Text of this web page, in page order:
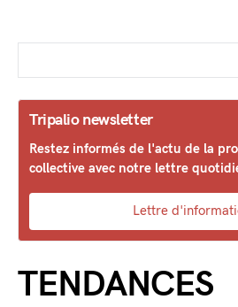
Tripalio newsletter
Restez informés de l'actu de la
collective avec notre lettre
Lettre
TENDANCES